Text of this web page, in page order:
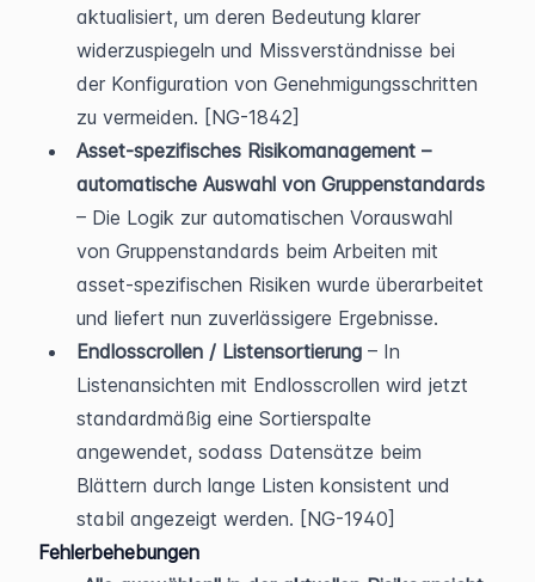
aktualisiert, um deren Bedeutung klarer
widerzuspiegeln und Missverständnisse bei
der Konfiguration von Genehmigungsschritten
zu vermeiden. [NG-1842]
Asset-spezifisches Risikomanagement –
automatische Auswahl von Gruppenstandards
– Die Logik zur automatischen Vorauswahl
von Gruppenstandards beim Arbeiten mit
asset-spezifischen Risiken wurde überarbeitet
und liefert nun zuverlässigere Ergebnisse.
Endlosscrollen / Listensortierung – In
Listenansichten mit Endlosscrollen wird jetzt
standardmäßig eine Sortierspalte
angewendet, sodass Datensätze beim
Blättern durch lange Listen konsistent und
stabil angezeigt werden. [NG-1940]
Fehlerbehebungen